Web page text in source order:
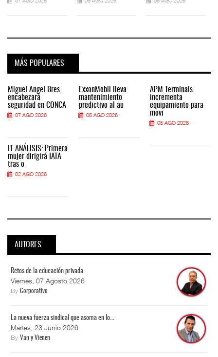
MÁS POPULARES
Miguel Ángel Bres
encabezará
seguridad en CONCA
07 AGO 2026
IT-ANÁLISIS: Primera
mujer dirigirá IATA
tras o
02 AGO 2026
ExxonMobil lleva
mantenimiento
predictivo al au
05 AGO 2026
APM Terminals
incrementa
equipamiento para
movi
05 AGO 2026
AUTORES
Retos de la educación privada
Viernes, 07 Agosto 2026
By Corporativo
La nueva fuerza sindical que asoma en lo...
Martes, 23 Junio 2026
By Van y Vienen